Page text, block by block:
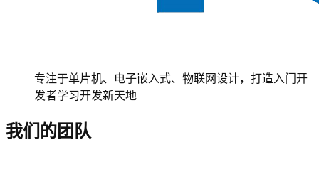
专注于单片机、电子嵌入式、物联网设计，打造入门开
发者学习开发新天地
我们的团队